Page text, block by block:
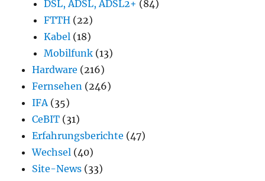
DSL, ADSL, ADSL2+ (84)
FTTH (22)
Kabel (18)
Mobilfunk (13)
Hardware (216)
Fernsehen (246)
IFA(35)
CeBIT (31)
Erfahrungsberichte (47)
Wechsel (40)
Site-News (33)